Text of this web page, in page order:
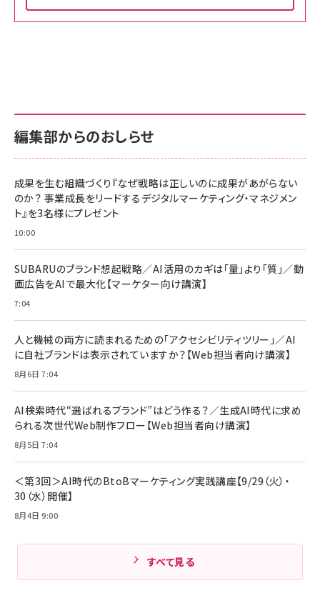
￥880
anan(アンアン)2026/06/24号 No.2500増刊
スペシャルエディション[王道エンタメの矜持／
￥1,100
anan(アンアン)2026/07/08号 No.2502[2026
￥880
ママ投資家が育休中に１億貯めた株式投資
組織の成果を最大化する ルールのデザイン
￥1,980
Amazonランキングをもっと見る
サポート正規品 メーカー保証5年 KLMEA128G
NIMASO ガラスフィルム iPhone 17 用 保護フィ
すい ガイド枠付き いPhone17 (6.3インチ) 対応
2枚セット DSP25F1698
￥1,599
￥6,980
全ワイヤレスイヤホン/アクティブノイズキャンセリ
技術基準適合】ブラック
￥5,990
ケーブル Anker絡まないケーブル 240W 結束バン
ド付き USB PD対応 シリコン素材採用 iPhone
17 / 16 / 15 / Galaxy iPad Pro MacBook
Pro/Air 各種対応 (1.8m ミッドナイトブラック)
￥1,890
サポート正規品 メーカー保証5年 KLMEA128G
Amazon eギフトカード - Amazonロゴ - クラ
￥5,000
Anker PowerLine III Flow USB-C & USB-C
Pro/Air 各種対応 (1.8m ミッドナイトブラック)
￥1,890
サッポロ 生ビール 黒ラベル 350ml 缶 24本 ビー
ル ケース買い【6/30応募〆切! 黒ラベルビヤセラー
￥4,857
編集部からのおしらせ
成果を生む組織づくり『なぜ戦略は正しいのに成果があがらない
のか？ 事業成長をリードするデジタルマーケティング・マネジメン
ト』を3名様にプレゼント
10:00
SUBARUのブランド想起戦略／AI活用のカギは「量」より「質」／動
画広告をAIで最大化【マーケター向け講演】
7:04
人と機械の両方に読まれるための「アクセシビリティツリー」／AI
に自社ブランドは表示されていますか？【Web担当者向け講演】
8月6日 7:04
AI検索時代“選ばれるブランド”はどう作る？／生成AI時代に求め
られる次世代Web制作フロー【Web担当者向け講演】
8月5日 7:04
＜第3回＞AI時代のBtoBマーケティング実践講座【9/29（火）・
30（水）開催】
8月4日 9:00
すべて見る